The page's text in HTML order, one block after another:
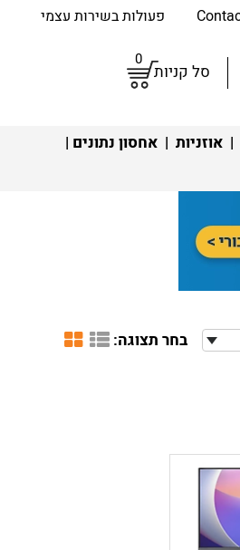
פעולות בשירות עצמי
סל קניות
0
| אוזניות | אחסון נתונים |
בחר תצוגה: